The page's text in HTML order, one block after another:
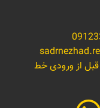
قبل از ورودی خط